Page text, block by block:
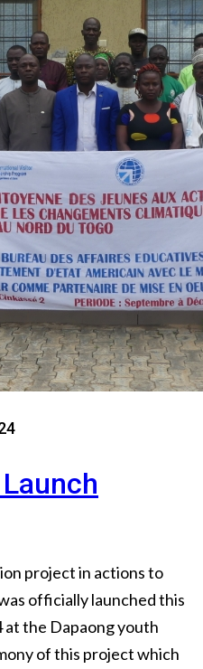
project in actions to
officially launched this
at the Dapaong youth
of this project which